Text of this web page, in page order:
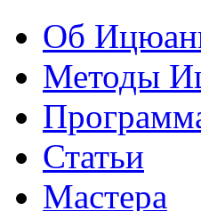
Об
Методы
Статьи
Мастера